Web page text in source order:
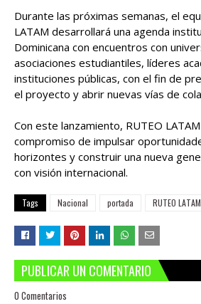
Durante las próximas semanas, el
LATAM desarrollará una agenda
Dominicana con encuentros con
asociaciones estudiantiles, líderes
instituciones públicas, con el fin de
el proyecto y abrir nuevas vías de
Con este lanzamiento, RUTEO
compromiso de impulsar
horizontes y construir una nueva
con visión internacional.
Tags Nacional portada RUTEO LATAM
PUBLICAR UN COMENTARIO
0 Comentarios